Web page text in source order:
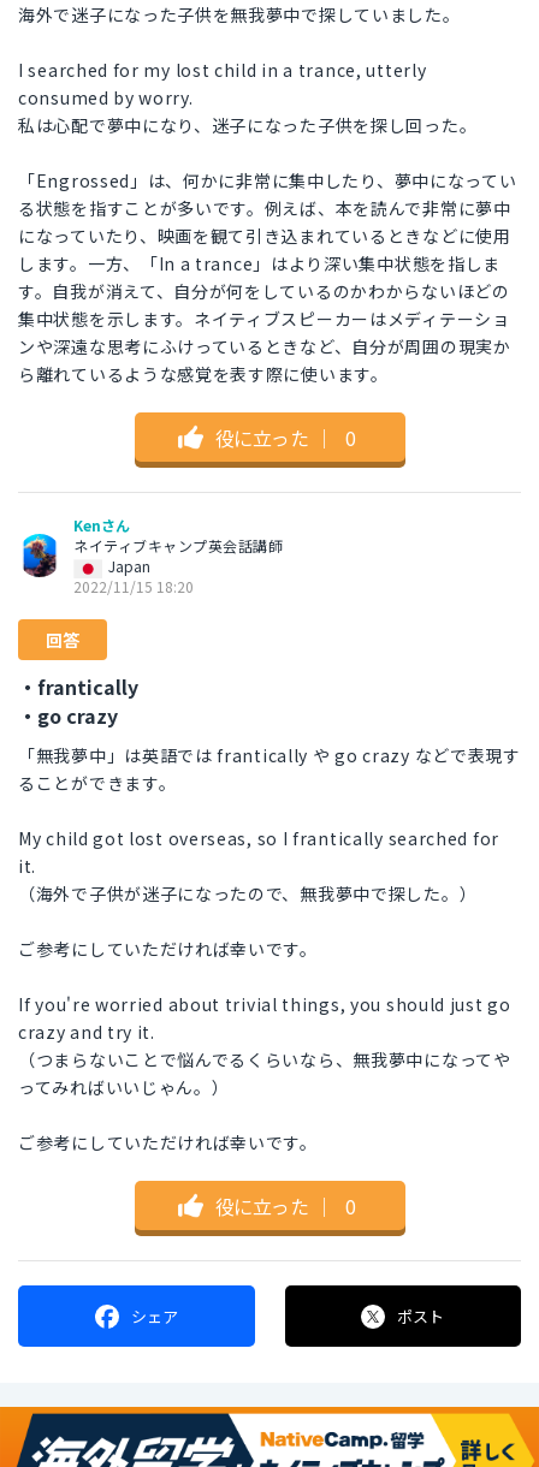
海外で迷子になった子供を無我夢中で探していました。
I searched for my lost child in a trance, utterly
consumed by worry.
私は心配で夢中になり、迷子になった子供を探し回った。
「Engrossed」は、何かに非常に集中したり、夢中になってい
る状態を指すことが多いです。例えば、本を読んで非常に夢中
になっていたり、映画を観て引き込まれているときなどに使用
します。一方、「In a trance」はより深い集中状態を指しま
す。自我が消えて、自分が何をしているのかわからないほどの
集中状態を示します。ネイティブスピーカーはメディテーショ
ンや深遠な思考にふけっているときなど、自分が周囲の現実か
ら離れているような感覚を表す際に使います。
役に立った ｜ 0
Kenさん
ネイティブキャンプ英会話講師
Japan
2022/11/15 18:20
回答
・frantically
・go crazy
「無我夢中」は英語では frantically や go crazy などで表現す
ることができます。
My child got lost overseas, so I frantically searched for
it.
（海外で子供が迷子になったので、無我夢中で探した。）
ご参考にしていただければ幸いです。
If you're worried about trivial things, you should just go
crazy and try it.
（つまらないことで悩んでるくらいなら、無我夢中になってや
ってみればいいじゃん。）
ご参考にしていただければ幸いです。
役に立った ｜ 0
シェア ポスト